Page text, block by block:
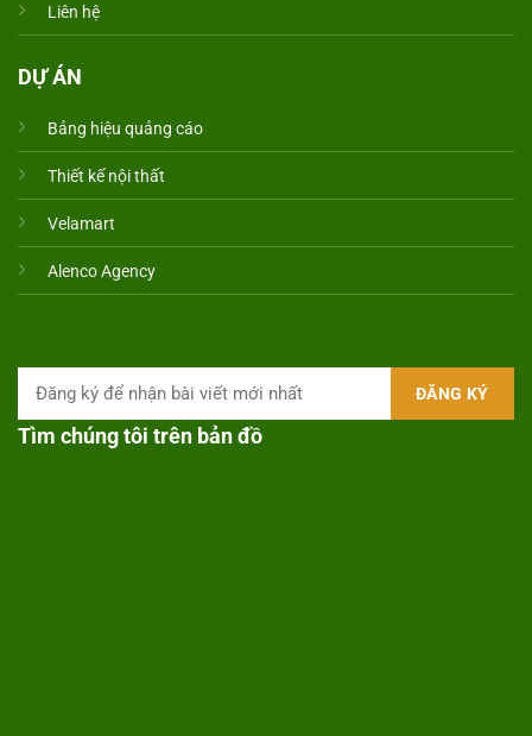
Liên hệ
DỰ ÁN
Bảng hiệu quảng cáo
Thiết kế nội thất
Velamart
Alenco Agency
Tìm chúng tôi trên bản đồ